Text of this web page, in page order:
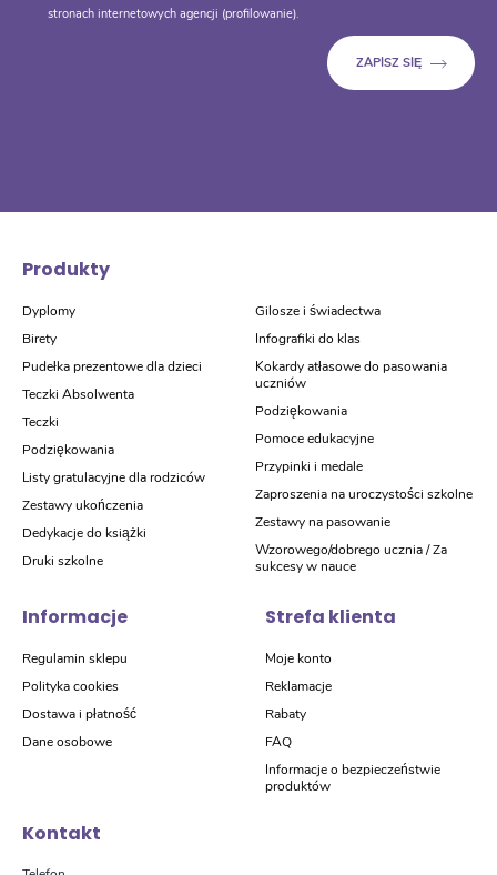
stronach internetowych agencji (profilowanie).
Produkty
Dyplomy
Birety
Pudełka prezentowe dla dzieci
Teczki Absolwenta
Teczki
Podziękowania
Listy gratulacyjne dla rodziców
Zestawy ukończenia
Dedykacje do książki
Druki szkolne
Gilosze i świadectwa
Infografiki do klas
Kokardy atłasowe do pasowania
uczniów
Podziękowania
Pomoce edukacyjne
Przypinki i medale
Zaproszenia na uroczystości szkolne
Zestawy na pasowanie
Wzorowego/dobrego ucznia / Za
sukcesy w nauce
Informacje
Regulamin sklepu
Polityka cookies
Dostawa i płatność
Dane osobowe
Strefa klienta
Moje konto
Reklamacje
Rabaty
FAQ
Informacje o bezpieczeństwie
produktów
Kontakt